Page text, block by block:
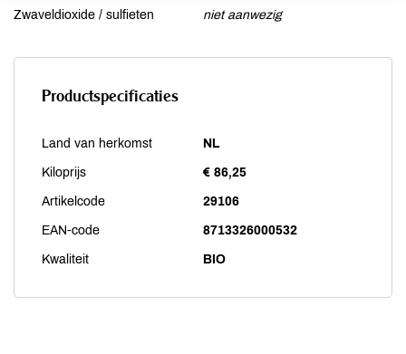
Zwaveldioxide / sulfieten
niet aanwezig
Productspecificaties
Land van herkomst NL
Kiloprijs € 86,25
Artikelcode 29106
EAN-code 8713326000532
Kwaliteit BIO